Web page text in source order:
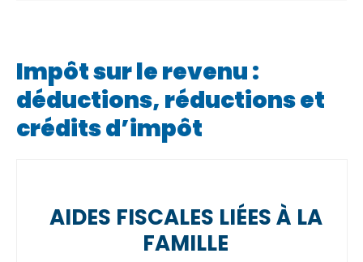
Impôt sur le revenu :
déductions, réductions et
crédits d’impôt
AIDES FISCALES LIÉES À LA
FAMILLE